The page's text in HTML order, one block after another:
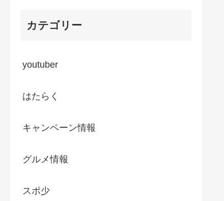
カテゴリー
youtuber
はたらく
キャンペーン情報
グルメ情報
スポ少